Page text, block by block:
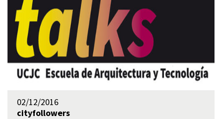
02/12/2016
cityfollowers